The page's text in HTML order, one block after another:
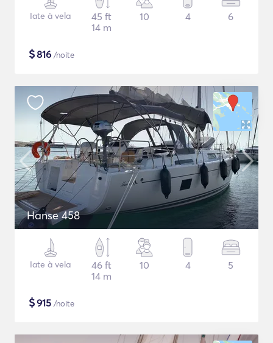
Iate à vela
45 ft
14 m
10 4 6
$816 /noite
Hanse 458
Iate à vela
46 ft
14 m
10 4 5
$915 /noite